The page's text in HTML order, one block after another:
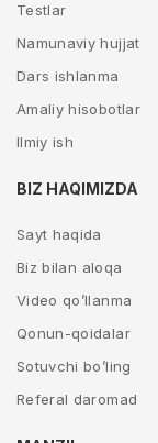
Testlar
Namunaviy hujjat
Dars ishlanma
Amaliy hisobotlar
Ilmiy ish
BIZ HAQIMIZDA
Sayt haqida
Biz bilan aloqa
Video qo’llanma
Qonun-qoidalar
Sotuvchi bo’ling
Referal daromad